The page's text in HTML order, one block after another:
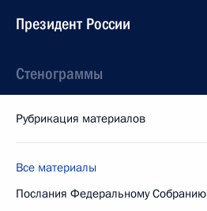
Президент России
Стенограммы
Рубрикация материалов
Все материалы
Послания Федеральному Собранию